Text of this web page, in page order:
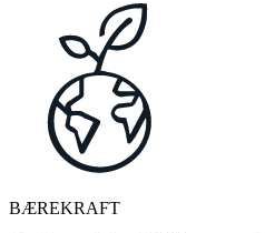
BÆREKRAFT